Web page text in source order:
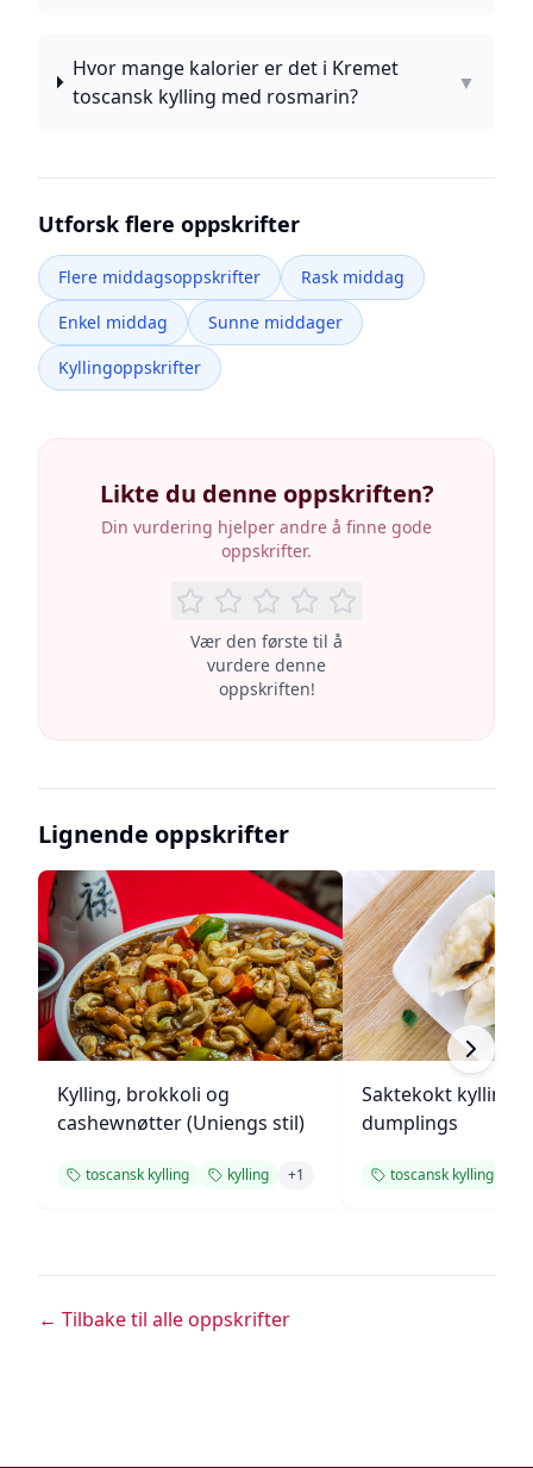
Hvor mange kalorier er det i Kremet
toscansk kylling med rosmarin?
▼
Utforsk flere oppskrifter
Flere middagsoppskrifter
Rask middag
Enkel middag
Sunne middager
Kyllingoppskrifter
Likte du denne oppskriften?
Din vurdering hjelper andre å finne gode
oppskrifter.
Vær den første til å
vurdere denne
oppskriften!
Lignende oppskrifter
Kylling, brokkoli og
cashewnøtter (Uniengs stil)
toscansk kylling kylling +1
Saktekokt kylling
dumplings
toscansk kylling
← Tilbake til alle oppskrifter